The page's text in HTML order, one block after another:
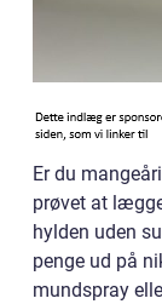
Er du
prøvet at
hylden uden
penge ud på
mundspray